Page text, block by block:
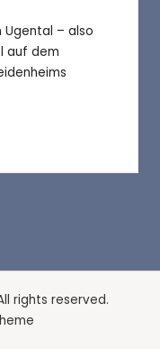
Ugental – also
auf dem
rights reserved.